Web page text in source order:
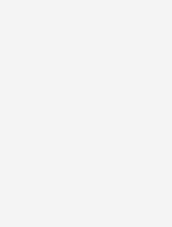
Sicht“, weiß er. „Einige
Engpass mit Vorratskäufen.
mehr zu Schnäppchenpreisen
und zurückgehalten,
überwinden zu können.“
davon aus, dass die
des nächsten Quartals
moderat ist. „Wir reden
bis mittleren
Chef. Die Preise für
Bestellung gefertigten und